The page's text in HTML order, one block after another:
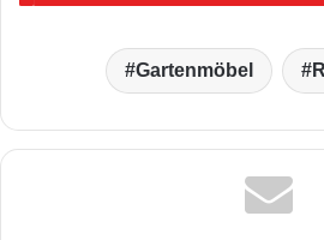
Gartenmöbel